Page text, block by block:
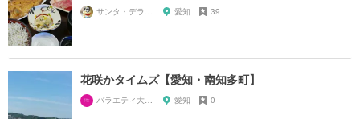
サンタ・デラックス 愛知 39
花咲かタイムズ【愛知・南知多町】
バラエティ大好き芸人 愛知 0